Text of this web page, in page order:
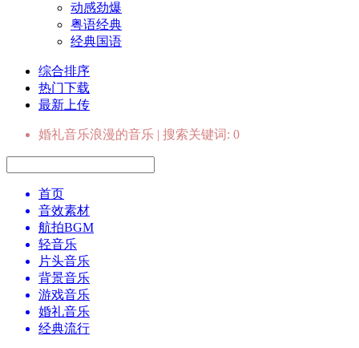
动感劲爆
粤语经典
经典国语
综合排序
热门下载
最新上传
婚礼音乐浪漫的音乐 | 搜索关键词: 0
首页
音效素材
航拍BGM
轻音乐
片头音乐
背景音乐
游戏音乐
婚礼音乐
经典流行